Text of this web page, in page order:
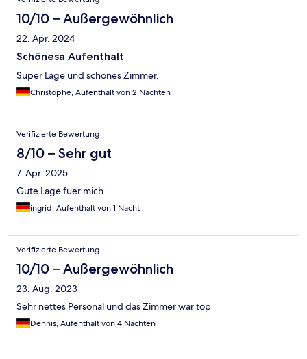
10/10 – Außergewöhnlich
22. Apr. 2024
Schönesa Aufenthalt
Super Lage und schönes Zimmer.
Christophe, Aufenthalt von 2 Nächten
Verifizierte Bewertung
8/10 – Sehr gut
7. Apr. 2025
Gute Lage fuer mich
ingrid, Aufenthalt von 1 Nacht
Verifizierte Bewertung
10/10 – Außergewöhnlich
23. Aug. 2023
Sehr nettes Personal und das Zimmer war top
Dennis, Aufenthalt von 4 Nächten